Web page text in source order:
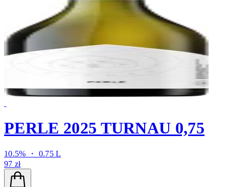
PERLE 2025 TURNAU 0,75
10.5% ・ 0.75 L
97 zł